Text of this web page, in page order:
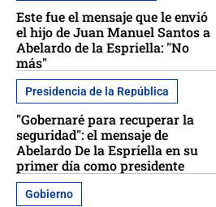
Este fue el mensaje que le envió
el hijo de Juan Manuel Santos a
Abelardo de la Espriella: "No
más"
Presidencia de la República
"Gobernaré para recuperar la
seguridad": el mensaje de
Abelardo De la Espriella en su
primer día como presidente
Gobierno